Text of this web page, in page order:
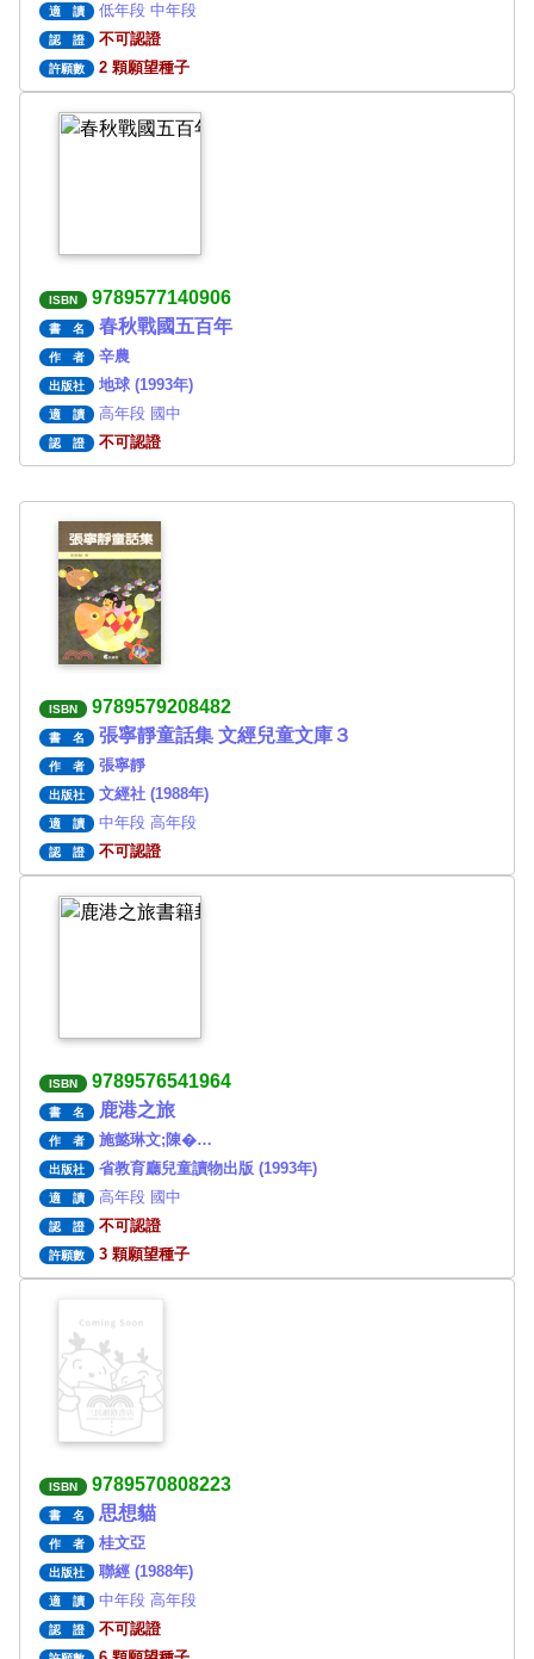
適 讀 低年段 中年段
認 證 不可認證
許願數 2 顆願望種子
ISBN 9789577140906
書 名 春秋戰國五百年
作 者 辛農
出版社 地球 (1993年)
適 讀 高年段 國中
認 證 不可認證
ISBN 9789579208482
書 名 張寧靜童話集 文經兒童文庫３
作 者 張寧靜
出版社 文經社 (1988年)
適 讀 中年段 高年段
認 證 不可認證
ISBN 9789576541964
書 名 鹿港之旅
作 者 施懿琳文;陳�…
出版社 省教育廳兒童讀物出版 (1993年)
適 讀 高年段 國中
認 證 不可認證
許願數 3 顆願望種子
ISBN 9789570808223
書 名 思想貓
作 者 桂文亞
出版社 聯經 (1988年)
適 讀 中年段 高年段
認 證 不可認證